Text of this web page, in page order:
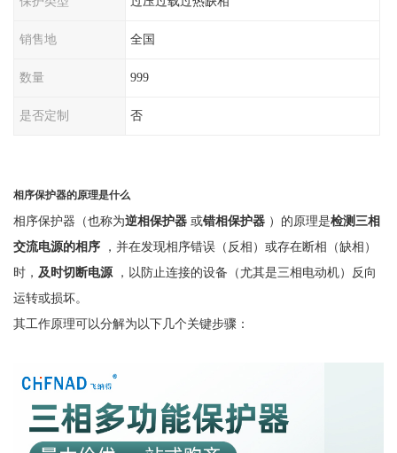
销售地 全国
数量 999
是否定制 否
相序保护器的原理是什么
相序保护器（也称为逆相保护器 或错相保护器 ）的原理是检测三相
交流电源的相序
，并在发现相序错误（反相）或存在断相（缺相）
时， 及时切断电源
，以防止连接的设备（尤其是三相电动机）反向
运转或损坏。
其工作原理可以分解为以下几个关键步骤：